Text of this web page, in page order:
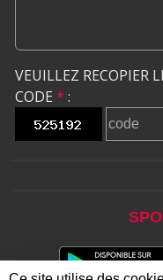
VEUILLEZ RECOPIER
CODE * :